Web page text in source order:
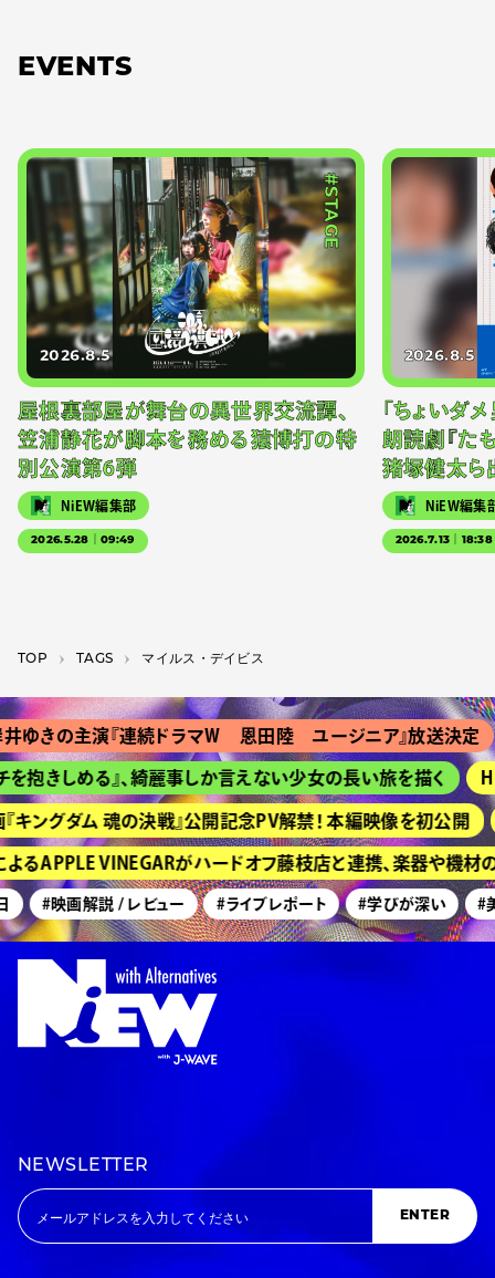
EVENTS
#STAGE
2026.8.5
屋根裏部屋が舞台の異世界交流譚、
笠浦静花が脚本を務める猿博打の特
別公演第6弾
NiEW編集部
2026.5.28｜09:49
2026.8.5
「ちょいダ
朗読劇『た
猪塚健太ら
NiEW編集
2026.7.13｜18:38
TOP T­A­G­S マイルス・デイビス
ゆきの主演『連続ドラマＷ 恩田陸 ユージニア』放送決定
抱きしめる』、綺麗事しか言えない少女の長い旅を描く
ングダム 魂の決戦』公開記念PV解禁！ 本編映像を初公開
るAPPLE VINEGARがハードオフ藤枝店と連携、楽器や機材
#映画解説 / レビュー #ライブレポート #学びが深い #
NEWSLETTER
ENTER